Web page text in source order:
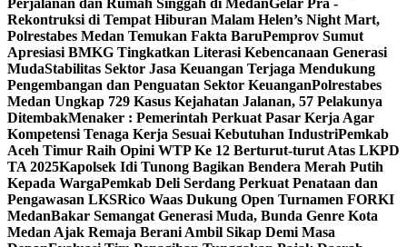
Perjalanan dan Rumah Singgah di MedanGelar Pra -
Rekontruksi di Tempat Hiburan Malam Helen’s Night Mart,
Polrestabes Medan Temukan Fakta BaruPemprov Sumut
Apresiasi BMKG Tingkatkan Literasi Kebencanaan Generasi
MudaStabilitas Sektor Jasa Keuangan Terjaga Mendukung
Pengembangan dan Penguatan Sektor KeuanganPolrestabes
Medan Ungkap 729 Kasus Kejahatan Jalanan, 57 Pelakunya
DitembakMenaker : Pemerintah Perkuat Pasar Kerja Agar
Kompetensi Tenaga Kerja Sesuai Kebutuhan IndustriPemkab
Aceh Timur Raih Opini WTP Ke 12 Berturut-turut Atas LKPD
TA 2025Kapolsek Idi Tunong Bagikan Bendera Merah Putih
Kepada WargaPemkab Deli Serdang Perkuat Penataan dan
Pengawasan LKSRico Waas Dukung Open Turnamen FORKI
MedanBakar Semangat Generasi Muda, Bunda Genre Kota
Medan Ajak Remaja Berani Ambil Sikap Demi Masa